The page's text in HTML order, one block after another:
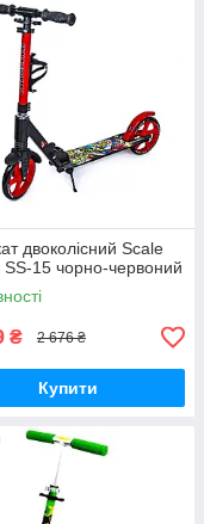
двоколісний Scale
SS-15 чорно-червоний
₴ 2 676 ₴
Купити